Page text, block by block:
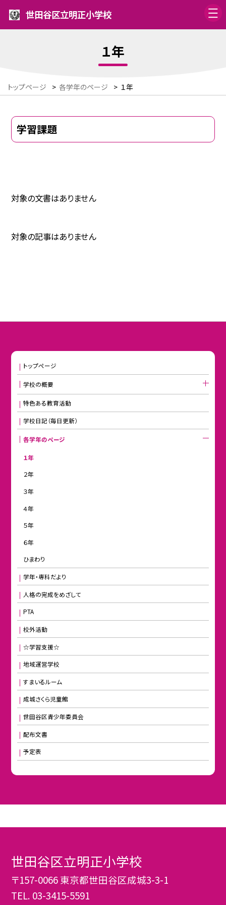
世田谷区立明正小学校
１年
トップページ > 各学年のページ > １年
学習課題
対象の文書はありません
対象の記事はありません
トップページ
学校の概要
特色ある教育活動
学校日記（毎日更新）
各学年のページ
１年
２年
３年
４年
５年
６年
ひまわり
学年・専科だより
人格の完成をめざして
PTA
校外活動
☆学習支援☆
地域運営学校
すまいるルーム
成城さくら児童館
世田谷区青少年委員会
配布文書
予定表
世田谷区立明正小学校
〒157-0066 東京都世田谷区成城3-3-1
TEL. 03-3415-5591